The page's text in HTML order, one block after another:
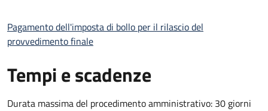
Pagamento dell'imposta di bollo per il rilascio del
provvedimento finale
Tempi e scadenze
Durata massima del procedimento amministrativo: 30 giorni